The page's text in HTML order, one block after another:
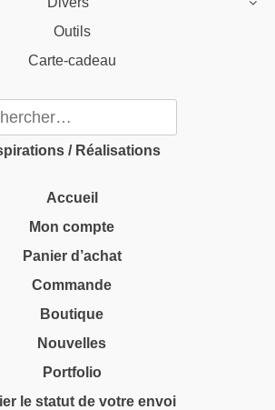
Outils
Carte-cadeau
:
/ Réalisations
Accueil
Mon compte
Panier d’achat
Commande
Boutique
Nouvelles
Portfolio
le statut de votre envoi